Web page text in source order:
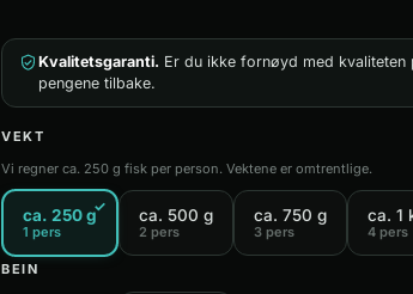
Kvalitetsgaranti. Er du ikke fornøyd med kvaliteten
pengene tilbake.
VEKT
Vi regner ca. 250 g fisk per person. Vektene er omtrentlige.
ca. 250 g
1 pers
✓ ca. 500 g
2 pers
ca. 750 g
3 pers
ca. 1
4 pers
BEIN